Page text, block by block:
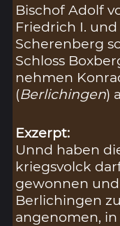
Bischof Adolf
Friedrich I.
Scherenberg
Schloss
nehmen
(Berlichingen)
Exzerpt:
Unnd haben
kriegsvolck
gewonnen
Berlichingen
angenomen,